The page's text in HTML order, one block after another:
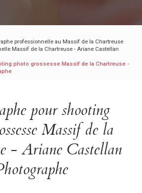
professionnelle au Massif de la Chartreuse
Massif de la Chartreuse - Ariane Castellan
photo grossesse Massif de la Chartreuse -
pour shooting
Massif de la
- Ariane Castellan